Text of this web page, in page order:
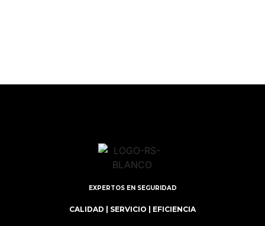
EXPERTOS EN SEGURIDAD
CALIDAD | SERVICIO | EFICIENCIA